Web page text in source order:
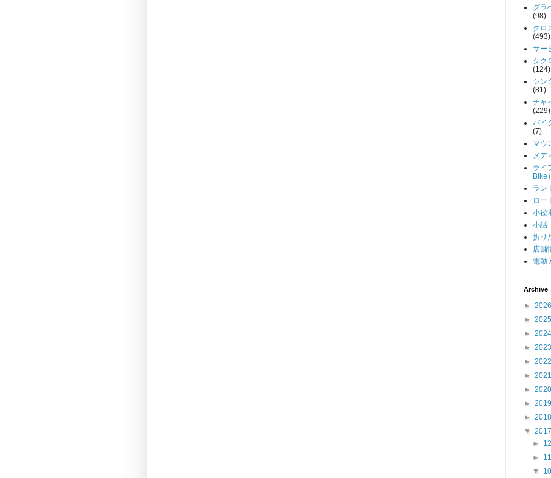
グラ
(98)
クロ
(493)
サー
シク
(124)
シン
(81)
チャ
(229)
バイ
(7)
マウ
メデ
ライ
Bike）
ラン
ロー
小径
小話
折り
店舗
電動
Archive
► 2026
► 2025
► 2024
► 2023
► 2022
► 2021
► 2020
► 2019
► 2018
▼ 2017
►
►
▼